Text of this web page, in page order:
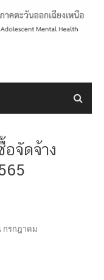
อจัดจ้าง
กรกฎาคม